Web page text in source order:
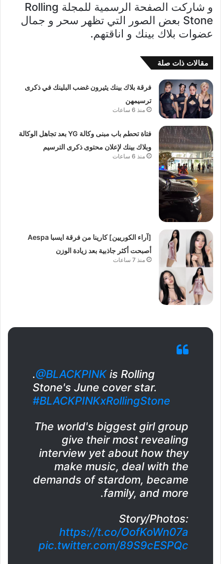
و شاركت الصفحة الرسمية للمجلة Rolling
Stone بعض الصور التي تظهر سحر و جمال
عضوات بلاك بينك و اناقتهم.
مقالات ذات صلة
فرقة بلاك بينك يثيرون غضب البلينك في ذكرى
ترسيمهن
منذ 6 ساعات
فتاة تحطم باب مبنى وكالة YG بعد تجاهل الوكالة
وبلاك بينك لإعلان محتوى ذكرى الترسيم
منذ 6 ساعات
[آراء الكوريين] كارينا من فرقة ايسبا Aespa
أصبحت أكثر جاذبية بعد زيادة الوزن
منذ 7 ساعات
.@BLACKPINKis Rolling
Stone's June cover star.
#BLACKPINKxRollingStone
The world's biggest girl group
give their most revealing
interview yet about how they
make music, deal with the
demands of stardom, became
family, and more.
Story/Photos:
https://t.co/OofKoWn07a
pic.twitter.com/89S9cESPQc